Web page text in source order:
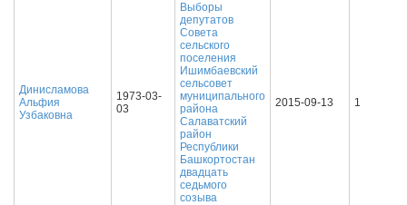
Динисламова
Альфия
Узбаковна
1973-03-
03
Выборы
депутатов
Совета
сельского
поселения
Ишимбаевский
сельсовет
муниципального
района
Салаватский
район
Республики
Башкортостан
двадцать
седьмого
созыва
2015-09-13 1